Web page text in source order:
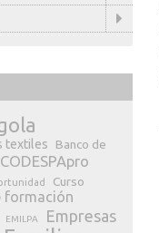
textiles
Banco de
CODESPApro
Curso
formación
EMILPA Empresas